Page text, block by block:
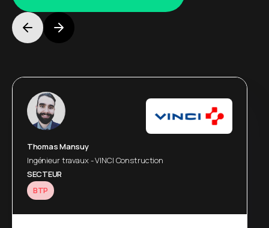
Jean-Marc Vieil
Head of Sales and BusinessDevelopment - NEFAB
SECTEUR
Industries
Thomas Mansuy
Ingénieur travaux - VINCI Construction
SECTEUR
BTP